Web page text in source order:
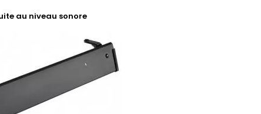
au niveau sonore